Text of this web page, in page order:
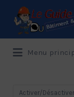
Le Guide de
Rechercher:
Menu
Activer/